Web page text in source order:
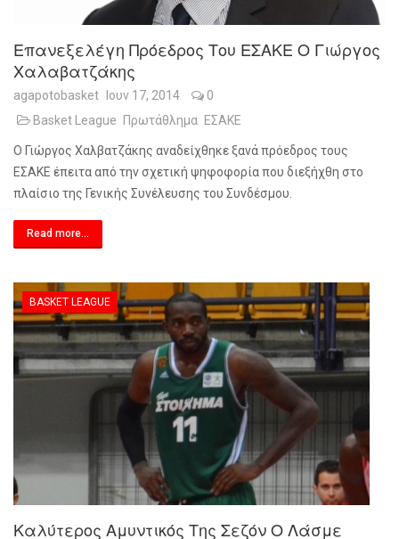
Επανεξελέγη Πρόεδρος Του ΕΣΑΚΕ Ο Γιώργος
Χαλαβατζάκης
agapotobasket Ιουν 17, 2014
0
Basket League
Πρωτάθλημα ΕΣΑΚΕ
Ο Γιώργος Χαλβατζάκης αναδείχθηκε ξανά πρόεδρος τους
ΕΣΑΚΕ έπειτα από την σχετική ψηφοφορία που διεξήχθη στο
πλαίσιο της Γενικής Συνέλευσης του Συνδέσμου.
Read more...
BASKET LEAGUE
Καλύτερος Αμυντικός Της Σεζόν Ο Λάσμε